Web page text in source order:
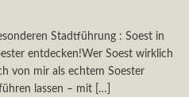
Stadtführung : Soest in
entdecken!Wer Soest wirklich
von mir als echtem Soester
lassen – mit
[…]